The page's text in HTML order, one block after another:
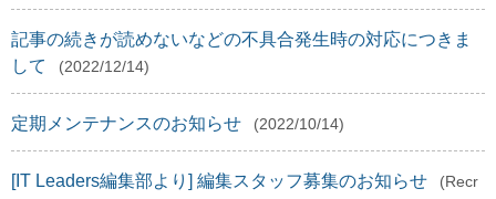
記事の続きが読めないなどの不具合発生時の対応につきま
して
(2022/12/14)
定期メンテナンスのお知らせ (2022/10/14)
[IT Leaders編集部より] 編集スタッフ募集のお知らせ
(Recr